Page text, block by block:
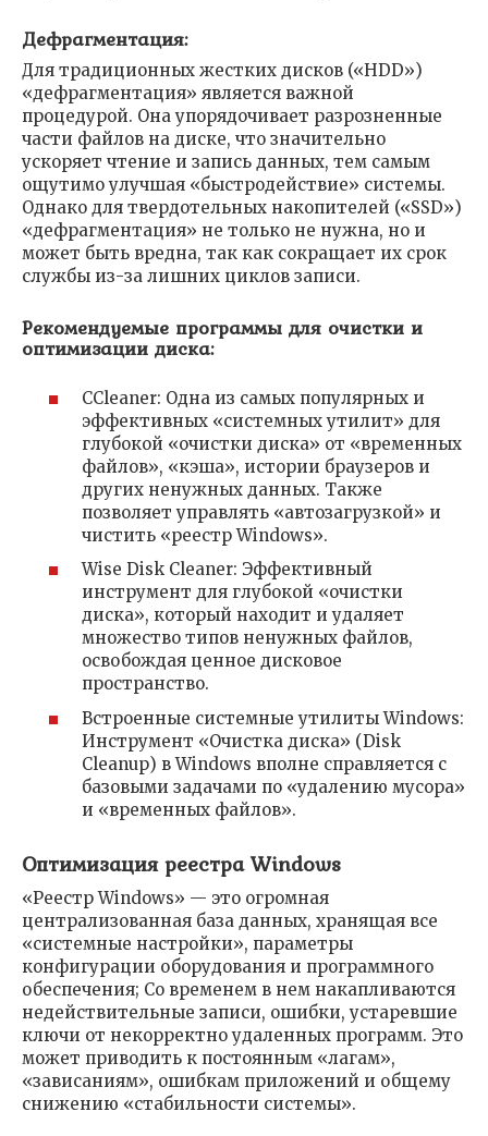
Дефрагментация:
Для традиционных жестких дисков («HDD»)
«дефрагментация» является важной
процедурой. Она упорядочивает разрозненные
части файлов на диске, что значительно
ускоряет чтение и запись данных, тем самым
ощутимо улучшая «быстродействие» системы.
Однако для твердотельных накопителей («SSD»)
«дефрагментация» не только не нужна, но и
может быть вредна, так как сокращает их срок
службы из-за лишних циклов записи.
Рекомендуемые программы для очистки и
оптимизации диска:
CCleaner: Одна из самых популярных и
эффективных «системных утилит» для
глубокой «очистки диска» от «временных
файлов», «кэша», истории браузеров и
других ненужных данных. Также
позволяет управлять «автозагрузкой» и
чистить «реестр Windows».
Wise Disk Cleaner: Эффективный
инструмент для глубокой «очистки
диска», который находит и удаляет
множество типов ненужных файлов,
освобождая ценное дисковое
пространство.
Встроенные системные утилиты Windows:
Инструмент «Очистка диска» (Disk
Cleanup) в Windows вполне справляется с
базовыми задачами по «удалению мусора»
и «временных файлов».
Оптимизация реестра Windows
«Реестр Windows» — это огромная
централизованная база данных, хранящая все
«системные настройки», параметры
конфигурации оборудования и программного
обеспечения; Со временем в нем накапливаются
недействительные записи, ошибки, устаревшие
ключи от некорректно удаленных программ. Это
может приводить к постоянным «лагам»,
«зависаниям», ошибкам приложений и общему
снижению «стабильности системы».